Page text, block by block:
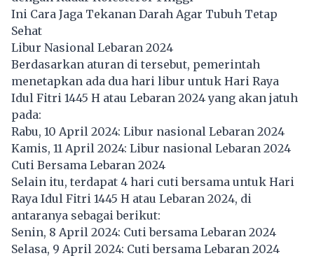
Ini Cara Jaga Tekanan Darah Agar Tubuh Tetap
Sehat
Libur Nasional Lebaran 2024
Berdasarkan aturan di tersebut, pemerintah
menetapkan ada dua hari libur untuk Hari Raya
Idul Fitri 1445 H atau Lebaran 2024 yang akan jatuh
pada:
Rabu, 10 April 2024: Libur nasional Lebaran 2024
Kamis, 11 April 2024: Libur nasional Lebaran 2024
Cuti Bersama Lebaran 2024
Selain itu, terdapat 4 hari cuti bersama untuk Hari
Raya Idul Fitri 1445 H atau Lebaran 2024, di
antaranya sebagai berikut:
Senin, 8 April 2024: Cuti bersama Lebaran 2024
Selasa, 9 April 2024: Cuti bersama Lebaran 2024